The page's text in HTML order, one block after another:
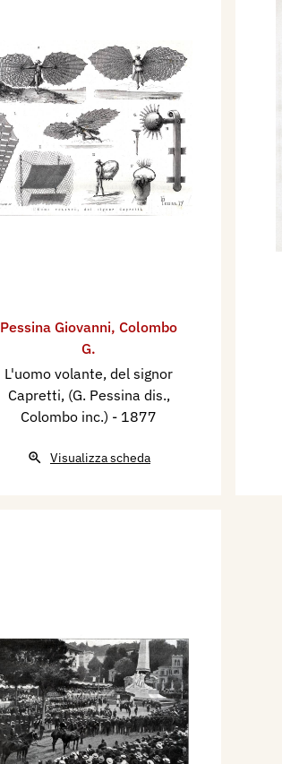
Pessina Giovanni, Colombo
G.
L'uomo volante, del signor
Capretti, (G. Pessina dis.,
Colombo inc.) - 1877
Visualizza scheda